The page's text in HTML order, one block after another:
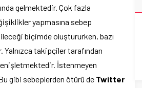
gelmektedir. Çok fazla
yapmasına sebep
biçimde oluştururken, bazı
takipçiler tarafından
İstenmeyen
gibi sebeplerden ötürü de Twitter